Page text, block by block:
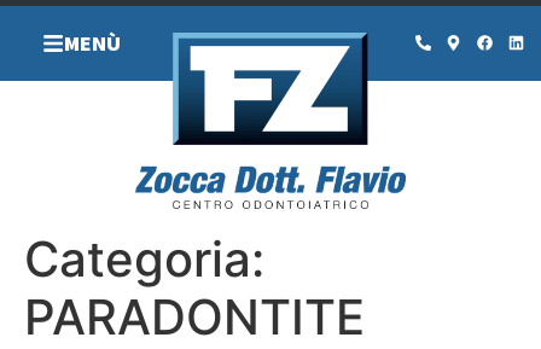
MENÙ
Categoria:
PARADONTITE